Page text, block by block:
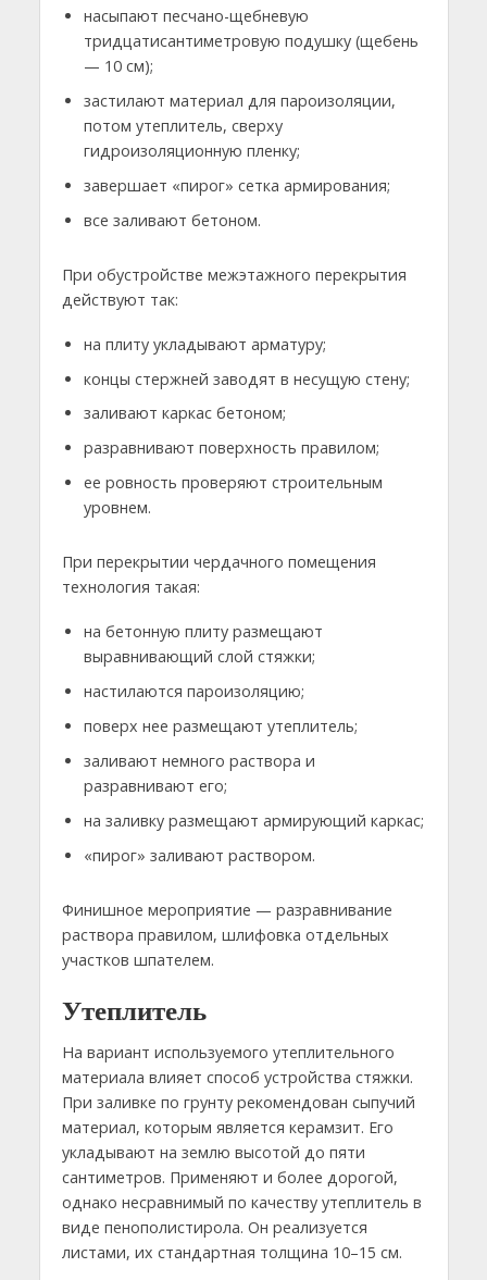
насыпают песчано-щебневую
тридцатисантиметровую подушку (щебень
— 10 см);
застилают материал для пароизоляции,
потом утеплитель, сверху
гидроизоляционную пленку;
завершает «пирог» сетка армирования;
все заливают бетоном.
При обустройстве межэтажного перекрытия
действуют так:
на плиту укладывают арматуру;
концы стержней заводят в несущую стену;
заливают каркас бетоном;
разравнивают поверхность правилом;
ее ровность проверяют строительным
уровнем.
При перекрытии чердачного помещения
технология такая:
на бетонную плиту размещают
выравнивающий слой стяжки;
настилаются пароизоляцию;
поверх нее размещают утеплитель;
заливают немного раствора и
разравнивают его;
на заливку размещают армирующий каркас;
«пирог» заливают раствором.
Финишное мероприятие — разравнивание
раствора правилом, шлифовка отдельных
участков шпателем.
Утеплитель
На вариант используемого утеплительного
материала влияет способ устройства стяжки.
При заливке по грунту рекомендован сыпучий
материал, которым является керамзит. Его
укладывают на землю высотой до пяти
сантиметров. Применяют и более дорогой,
однако несравнимый по качеству утеплитель в
виде пенополистирола. Он реализуется
листами, их стандартная толщина 10–15 см.